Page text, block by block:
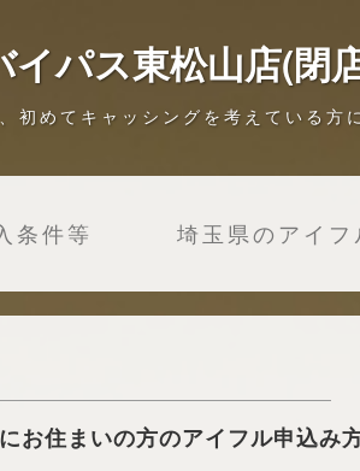
イパス東松山店(閉
初めてキャッシングを考えている方
条件等 埼玉県のアイフ
お住まいの方のアイフル申込み